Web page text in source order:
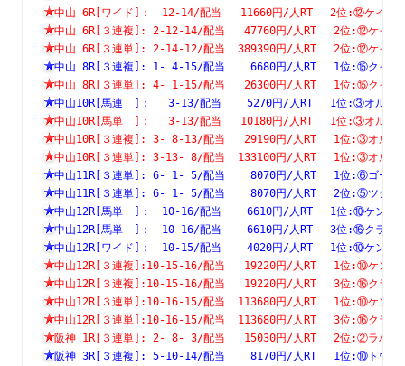
中山 6R[ワイド]：　12-14/配当   11660円/人RT　
中山 6R[３連複]: 2-12-14/配当   47760円/人RT　
中山 6R[３連単]: 2-14-12/配当  389390円/人RT　
中山 8R[３連複]: 1- 4-15/配当    6680円/人RT　 1
中山 8R[３連単]: 4- 1-15/配当   26300円/人RT　 1
中山10R[馬連　]：　 3-13/配当    5270円/人RT　 1位:③オル
中山10R[馬単　]：　 3-13/配当   10180円/人RT　 1位:③オル
中山10R[３連複]: 3- 8-13/配当   29190円/人RT　 1位:③オル
中山10R[３連単]: 3-13- 8/配当  133100円/人RT　 1位:③オル
中山11R[３連単]: 6- 1- 5/配当    8070円/人RT　 1位:⑥ゴールド
中山11R[３連単]: 6- 1- 5/配当    8070円/人RT　 2位:⑤ツクバア
中山12R[馬単　]：　10-16/配当    6610円/人RT　 1
中山12R[馬単　]：　10-16/配当    6610円/人
中山12R[ワイド]：　10-15/配当    4020円/人RT　 1
中山12R[３連複]:10-15-16/配当   19220円/人RT　 1
中山12R[３連複]:10-15-16/配当   19220円/人
中山12R[３連単]:10-16-15/配当  113680円/人RT　 1
中山12R[３連単]:10-16-15/配当  113680円/人
阪神 1R[３連単]: 2- 8- 3/配当   15030円/人RT
阪神 3R[３連複]: 5-10-14/配当    8170円/人RT　